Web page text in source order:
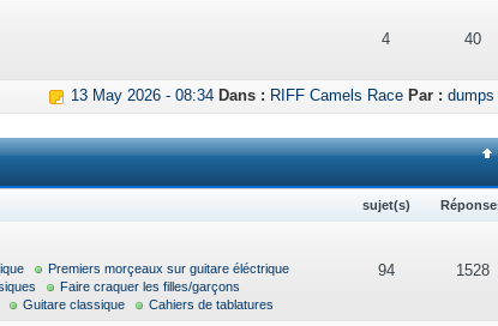
4 40
13 May 2026 - 08:34 Dans : RIFF Camels Race Par : dumps
sujet(s)
Premiers morçeaux sur guitare éléctrique
Faire craquer les filles/garçons
Guitare classique Cahiers de tablatures
94 1528